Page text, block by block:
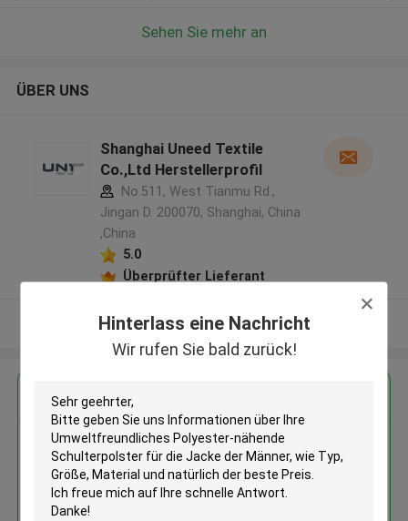
Hinterlass eine Nachricht
Wir rufen Sie bald zurück!
Sehen Sie mehr an
ÜBER UNS
Shanghai Uneed Textile
Co.,Ltd Herstellerprofil
No.511, West Tianmu Rd.,
Jingan D. 200070, Shanghai, China
,China
5.0
Überprüfter Lieferant
Sehen Sie mehr an
Erhalten Sie den besten Preis für
Umweltfreundliches Polyester-
nähende Schulterpolster für die
Jacke der Männer